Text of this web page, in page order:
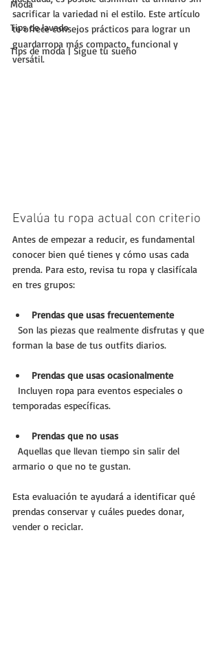
Moda
Tips de lavado
Tips de moda | Sigue tu sueño
sacrificar la variedad ni el estilo. Este artículo
te ofrece consejos prácticos para lograr un
guardarropa más compacto, funcional y
versátil.
Evalúa tu ropa actual con criterio
Antes de empezar a reducir, es fundamental
conocer bien qué tienes y cómo usas cada
prenda. Para esto, revisa tu ropa y clasifícala
en tres grupos:
Prendas que usas frecuentemente
forman la base de tus outfits diarios.
Prendas que usas ocasionalmente
temporadas específicas.
Prendas que no usas
armario o que no te gustan.
Esta evaluación te ayudará a identificar qué
prendas conservar y cuáles puedes donar,
vender o reciclar.